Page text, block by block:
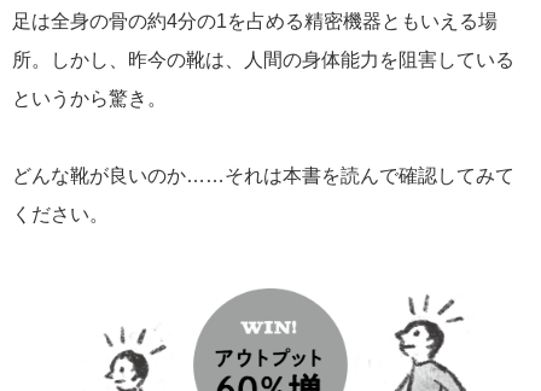
足は全身の骨の約4分の1を占める精密機器ともいえる場
所。しかし、昨今の靴は、人間の身体能力を阻害している
というから驚き。
どんな靴が良いのか……それは本書を読んで確認してみて
ください。